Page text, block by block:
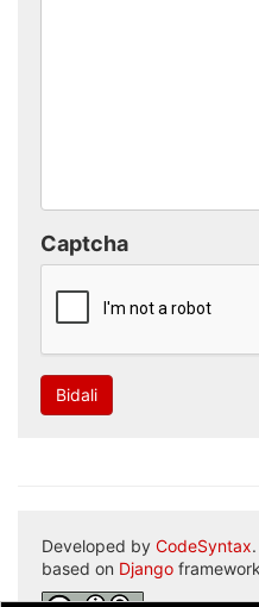
Captcha
Bidali
Developed by CodeSyntax
based on Django